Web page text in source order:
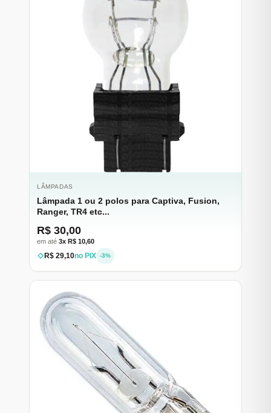
LÂMPADAS
Lâmpada 1 ou 2 polos para Captiva, Fusion,
Ranger, TR4 etc...
R$ 30,00
em até 3x R$ 10,60
R$ 29,10no PIX -3%